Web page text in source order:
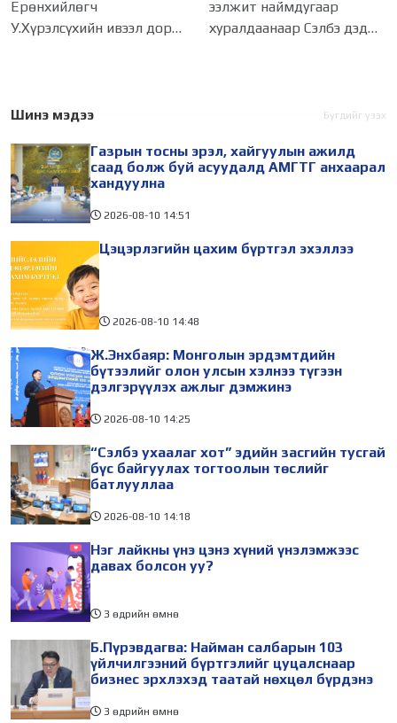
дэмжинэ
Ерөнхийлөгч
У.Хүрэлсүхийн ивээл дор
монголч эрдэмтний XIII Их
ны өдрүүдэд зохион
байгуулагдаж
ээлжит наймдугаар
хуралдаанаар Сэлбэ дэд
хэлэлцүүлж батлуулав.
Чингэлтэйн 14, 18 дугаар
Шинэ мэдээ Бүгдийг үзэх
Газрын тосны эрэл, хайгуулын ажилд
саад болж буй асуудалд АМГТГ анхаарал
хандуулна
2026-08-10 14:51
Цэцэрлэгийн цахим бүртгэл эхэллээ
2026-08-10 14:48
Ж.Энхбаяр: Монголын эрдэмтдийн
бүтээлийг олон улсын хэлнээ түгээн
дэлгэрүүлэх ажлыг дэмжинэ
2026-08-10 14:25
“Сэлбэ ухаалаг хот” эдийн засгийн тусгай
бүс байгуулах тогтоолын төслийг
батлууллаа
2026-08-10 14:18
Нэг лайкны үнэ цэнэ хүний үнэлэмжээс
давах болсон уу?
3 өдрийн өмнө
Б.Пүрэвдагва: Найман салбарын 103
үйлчилгээний бүртгэлийг цуцалснаар
бизнес эрхлэхэд таатай нөхцөл бүрдэнэ
3 өдрийн өмнө